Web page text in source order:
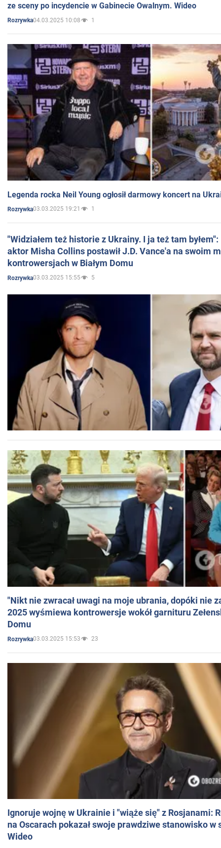
ze sceny po incydencie w Gabinecie Owalnym. Wideo
Rozrywka04.03.2025 10:08 1
Legenda rocka Neil Young ogłosił darmowy koncert na
Rozrywka03.03.2025 19:21 1
"Widziałem też historie z Ukrainy. I ja też tam
aktor Misha Collins postawił J.D. Vance'a na swoim
kontrowersjach w Białym Domu
Rozrywka03.03.2025 15:55 5
"Nikt nie zwracał uwagi na moje ubrania, dopóki nie
2025 wyśmiewa kontrowersje wokół garnituru
Domu
Rozrywka03.03.2025 15:53 23
Ignoruje wojnę w Ukrainie i "wiąże się" z Rosjanami:
na Oscarach pokazał swoje prawdziwe stanowisko w
Wideo